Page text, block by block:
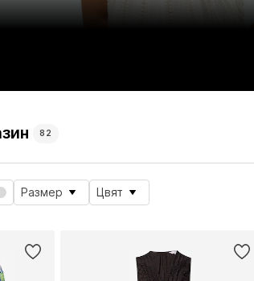
82
Размер Цвят